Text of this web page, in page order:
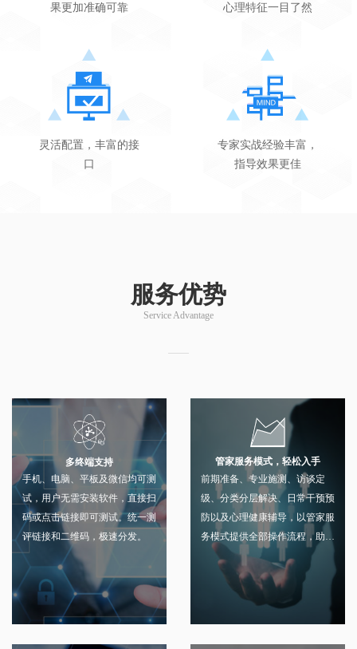
果更加准确可靠
心理特征一目了然
灵活配置，丰富的接
口
专家实战经验丰富，
指导效果更佳
服务优势
Service Advantage
多终端支持
手机、电脑、平板及微信均可测
试，用户无需安装软件，直接扫
码或点击链接即可测试。统一测
评链接和二维码，极速分发。
管家服务模式，轻松入手
前期准备、专业施测、访谈定
级、分类分层解决、日常干预预
防以及心理健康辅导，以管家服
务模式提供全部操作流程，助你
更健康成长。